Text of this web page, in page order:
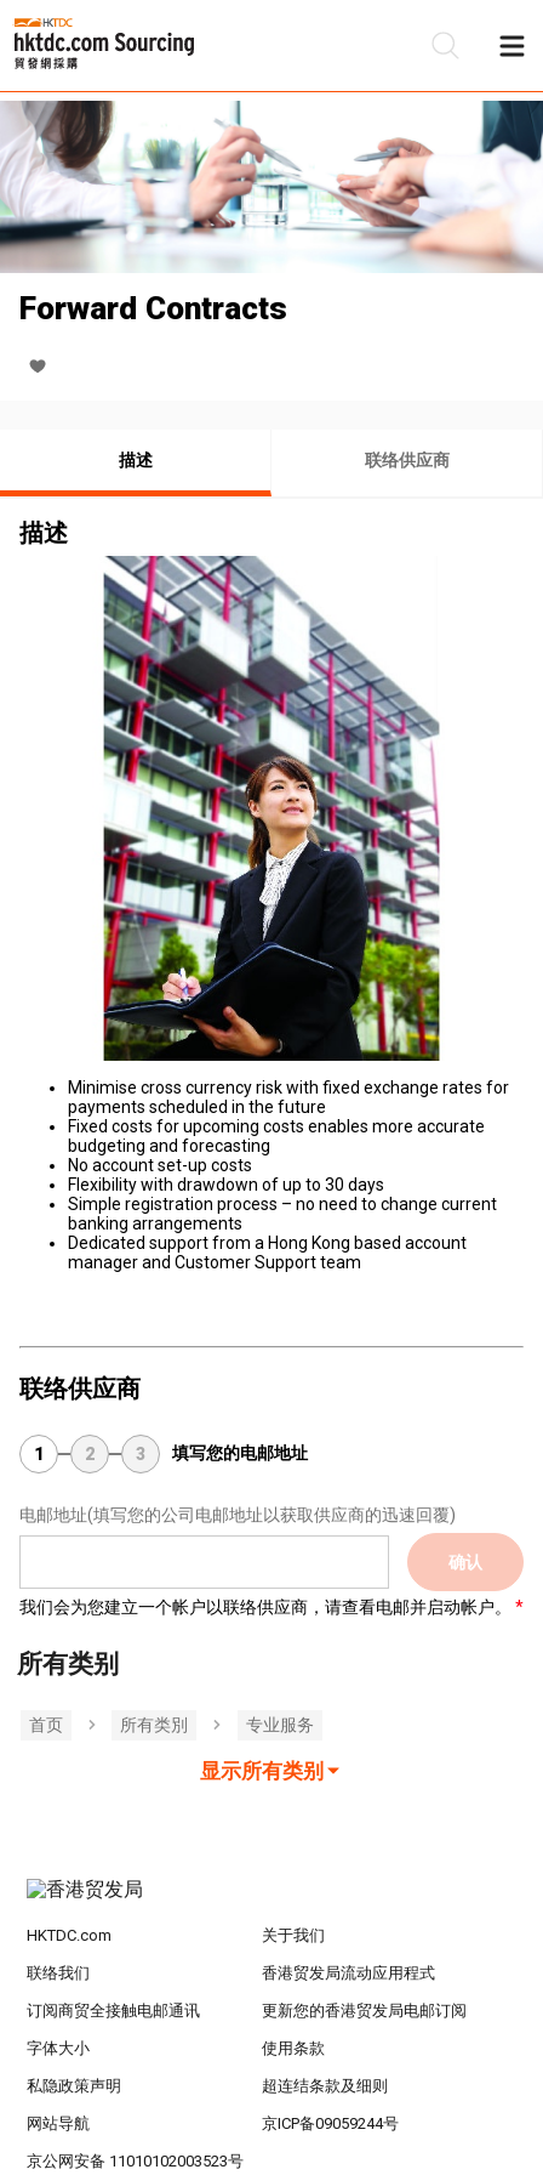
Forward Contracts
描述 联络供应商
描述
Minimise cross currency risk with fixed exchange rates for
payments scheduled in the future
Fixed costs for upcoming costs enables more accurate
budgeting and forecasting
No account set-up costs
Flexibility with drawdown of up to 30 days
Simple registration process – no need to change current
banking arrangements
Dedicated support from a Hong Kong based account
manager and Customer Support team
联络供应商
1 2 3 填写您的电邮地址
电邮地址(填写您的公司电邮地址以获取供应商的迅速回覆)
确认
我们会为您建立一个帐户以联络供应商，请查看电邮并启动帐户。
所有类别
首页 所有类別 专业服务
显示所有类别
HKTDC.com 关于我们
联络我们 香港贸发局流动应用程式
订阅商贸全接触电邮通讯 更新您的香港贸发局电邮订阅
字体大小 使用条款
私隐政策声明 超连结条款及细则
网站导航 京ICP备09059244号
京公网安备 11010102003523号